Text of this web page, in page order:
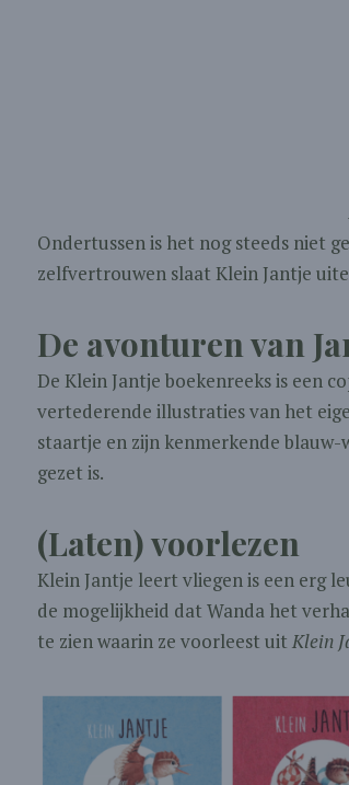
Ondertussen is het nog steeds niet
zelfvertrouwen slaat Klein Jantje
De avonturen van
De Klein Jantje boekenreeks is een
vertederende illustraties van het
staartje en zijn kenmerkende
gezet is.
(Laten) voorlezen
Klein Jantje leert vliegen is een erg
de mogelijkheid dat Wanda het
te zien waarin ze voorleest uit Klein